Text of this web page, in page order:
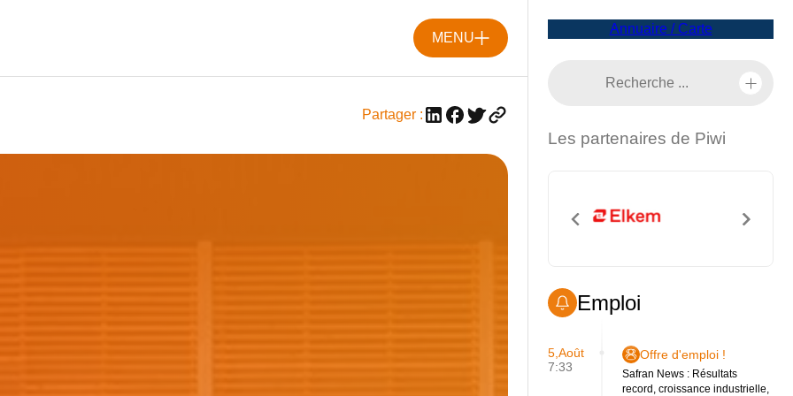
MENU
Partager :
Annuaire / Carte
Les partenaires de Piwi
Emploi
5,Août
7:33
Offre d'emploi !
Safran News : Résultats
record, croissance industrielle,